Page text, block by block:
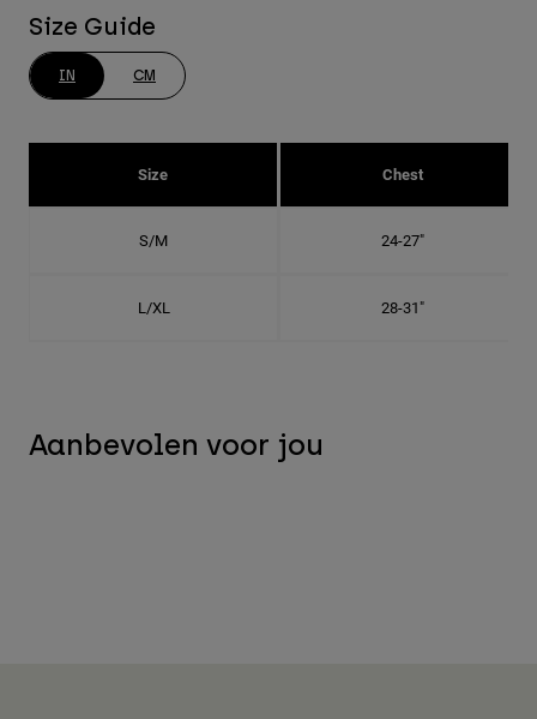
Size Guide
IN CM
Size Chest
S/M 24-27"
L/XL 28-31"
Aanbevolen voor jou